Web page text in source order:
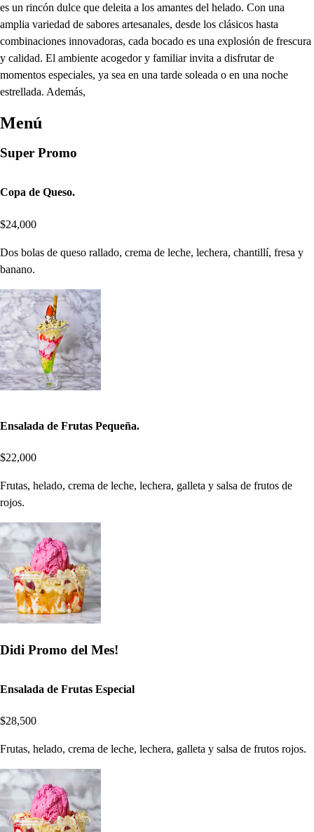
es un rincón dulce que deleita a los amantes del helado. Con una
amplia variedad de sabores artesanales, desde los clásicos hasta
combinaciones innovadoras, cada bocado es una explosión de frescura
y calidad. El ambiente acogedor y familiar invita a disfrutar de
momentos especiales, ya sea en una tarde soleada o en una noche
estrellada. Además,
Menú
Super Promo
Copa de Queso.
$24,000
Dos bolas de queso rallado, crema de leche, lechera, chantillí, fresa y
banano.
Ensalada de Frutas Pequeña.
$22,000
Frutas, helado, crema de leche, lechera, galleta y salsa de frutos de
rojos.
Didi Promo del Mes!
Ensalada de Frutas Especial
$28,500
Frutas, helado, crema de leche, lechera, galleta y salsa de frutos rojos.